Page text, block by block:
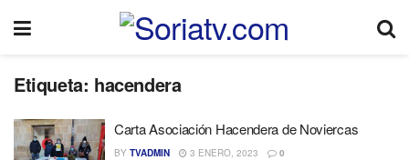
Etiqueta: hacendera
Carta Asociación Hacendera de Noviercas
BY TVADMIN 3 ENERO, 2023 0